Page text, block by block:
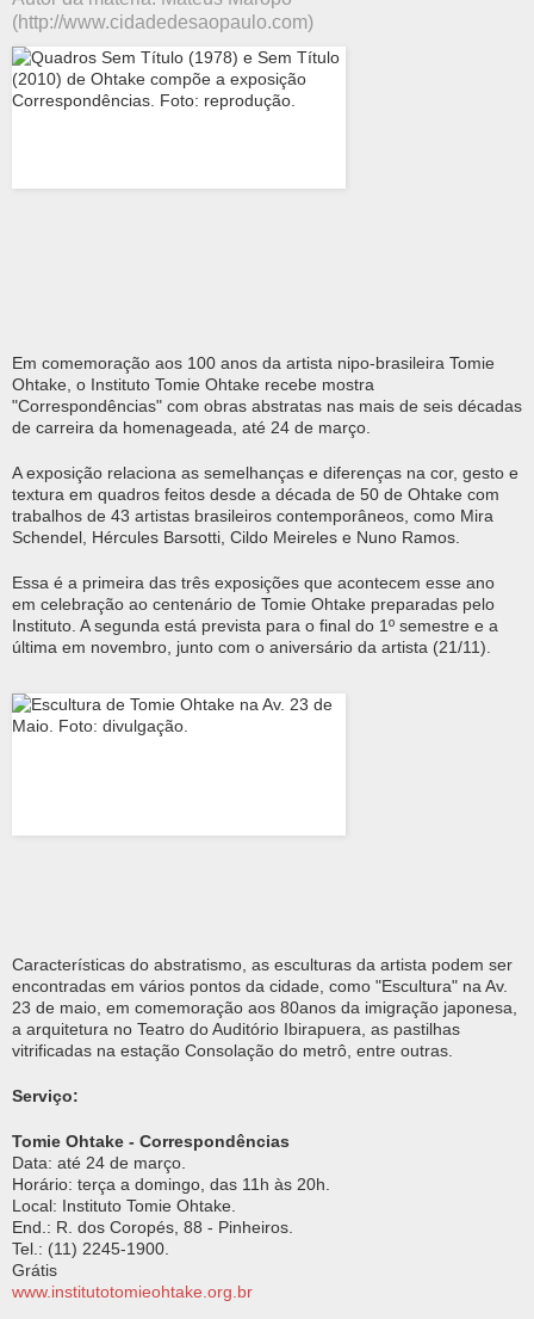
(http://www.cidadedesaopaulo.com)
Em comemoração aos 100 anos da artista nipo-brasileira Tomie
Ohtake, o Instituto Tomie Ohtake recebe mostra
"Correspondências" com obras abstratas nas mais de seis décadas
de carreira da homenageada, até 24 de março.
A exposição relaciona as semelhanças e diferenças na cor, gesto e
textura em quadros feitos desde a década de 50 de Ohtake com
trabalhos de 43 artistas brasileiros contemporâneos, como Mira
Schendel, Hércules Barsotti, Cildo Meireles e Nuno Ramos.
Essa é a primeira das três exposições que acontecem esse ano
em celebração ao centenário de Tomie Ohtake preparadas pelo
Instituto. A segunda está prevista para o final do 1º semestre e a
última em novembro, junto com o aniversário da artista (21/11).
Características do abstratismo, as esculturas da artista podem ser
encontradas em vários pontos da cidade, como "Escultura" na Av.
23 de maio, em comemoração aos 80anos da imigração japonesa,
a arquitetura no Teatro do Auditório Ibirapuera, as pastilhas
vitrificadas na estação Consolação do metrô, entre outras.
Serviço:
Tomie Ohtake - Correspondências
Data: até 24 de março.
Horário: terça a domingo, das 11h às 20h.
Local: Instituto Tomie Ohtake.
End.: R. dos Coropés, 88 - Pinheiros.
Tel.: (11) 2245-1900.
Grátis
www.institutotomieohtake.org.br